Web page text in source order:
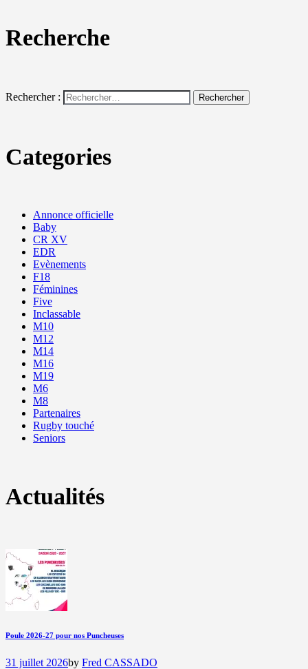
Recherche
Rechercher :
Categories
Annonce officielle
Baby
CR XV
EDR
Evènements
F18
Féminines
Five
Inclassable
M10
M12
M14
M16
M19
M6
M8
Partenaires
Rugby touché
Seniors
Actualités
Poule 2026-27 pour nos Puncheuses
31 juillet 2026by Fred CASSADO